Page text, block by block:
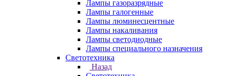
Лампы газоразрядные
Лампы галогенные
Лампы люминесцентные
Лампы накаливания
Лампы светодиодные
Лампы специального назначения
Светотехника
Назад